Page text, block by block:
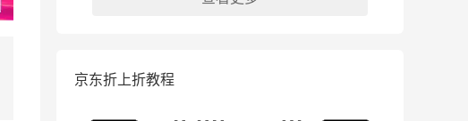
京东折上折教程